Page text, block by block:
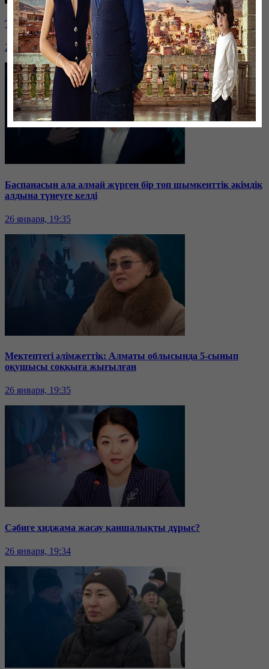
Таразда ТЭЦ қызметкерлері жалақы көтеруді талап етті
26 января, 19:36
Баспанасын ала алмай жүрген бір топ шымкенттік әкімдік
алдына түнеуге келді
26 января, 19:35
Мектептегі әлімжеттік: Алматы облысында 5-сынып
оқушысы соққыға жығылған
26 января, 19:35
Сәбиге хиджама жасау қаншалықты дұрыс?
26 января, 19:34